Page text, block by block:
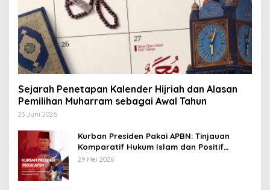
Sejarah Penetapan Kalender Hijriah dan Alasan
Pemilihan Muharram sebagai Awal Tahun
23 Juni 2026
Kurban Presiden Pakai APBN: Tinjauan
Komparatif Hukum Islam dan Positif
Negara
29 Mei 2026